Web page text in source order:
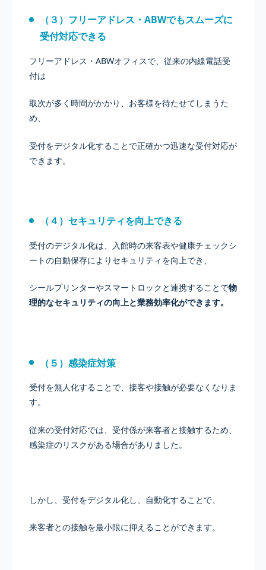
（３）フリーアドレス・ABWでもスムーズに
受付対応できる
フリーアドレス・ABWオフィスで、従来の内線電話受
付は
取次が多く時間がかかり、お客様を待たせてしまうた
め、
受付をデジタル化することで正確かつ迅速な受付対応が
できます。
（４）セキュリティを向上できる
受付のデジタル化は、入館時の来客表や健康チェックシ
ートの自動保存によりセキュリティを向上でき、
シールプリンターやスマートロックと連携することで物
理的なセキュリティの向上と業務効率化ができます。
（５）感染症対策
受付を無人化することで、接客や接触が必要なくなりま
す。
従来の受付対応では、受付係が来客者と接触するため、
感染症のリスクがある場合がありました。
しかし、受付をデジタル化し、自動化することで、
来客者との接触を最小限に抑えることができます。